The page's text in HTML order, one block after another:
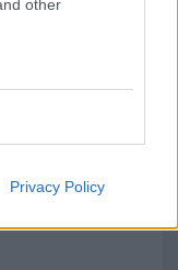
other
Privacy Policy
scegliere la
dolore: storia e
la Gallura